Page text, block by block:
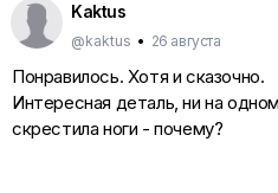
Kaktus
@kaktus • 26 августа
Понравилось. Хотя и сказочно.
Интересная деталь, ни на
скрестила ноги - почему?